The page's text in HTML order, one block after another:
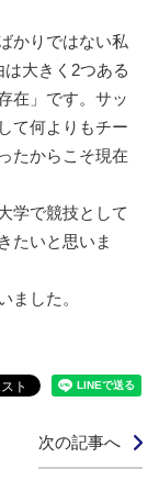
かりではない私
大きく2つある
在」です。サッ
て何よりもチー
たからこそ現在
学で競技として
たいと思いま
ました。
次の記事へ